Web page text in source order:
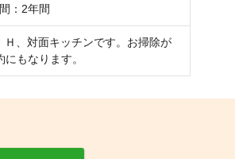
：2年間
、対面キッチンです。お掃除が
もなります。